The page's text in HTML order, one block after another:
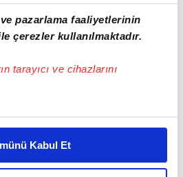
pazarlama faaliyetlerinin
çerezler kullanılmaktadır.
tarayıcı ve cihazlarını
halinde sizlere özel
yaşatabiliriz. Bunu yaparken
bir reklam deneyimi sunmak
Kabul Et